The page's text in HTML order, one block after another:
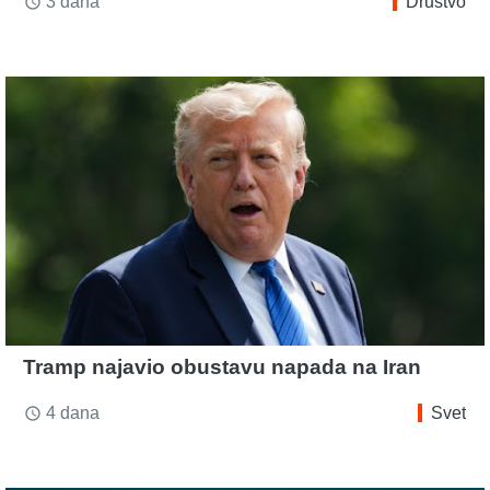
Tramp najavio obustavu napada na Iran
access_time 4 dana Svet